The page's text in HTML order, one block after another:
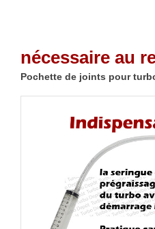
nécessaire au
Pochette de joints pour